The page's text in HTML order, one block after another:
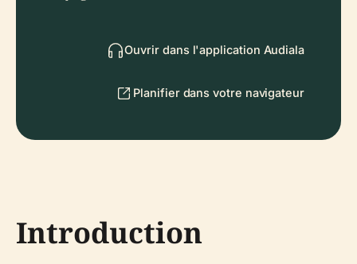
Ouvrir dans l'application Audiala
Planifier dans votre navigateur
Introduction